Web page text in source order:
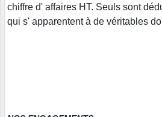
chiffre d' affaires HT. Seuls sont
qui s' apparentent à de véritables